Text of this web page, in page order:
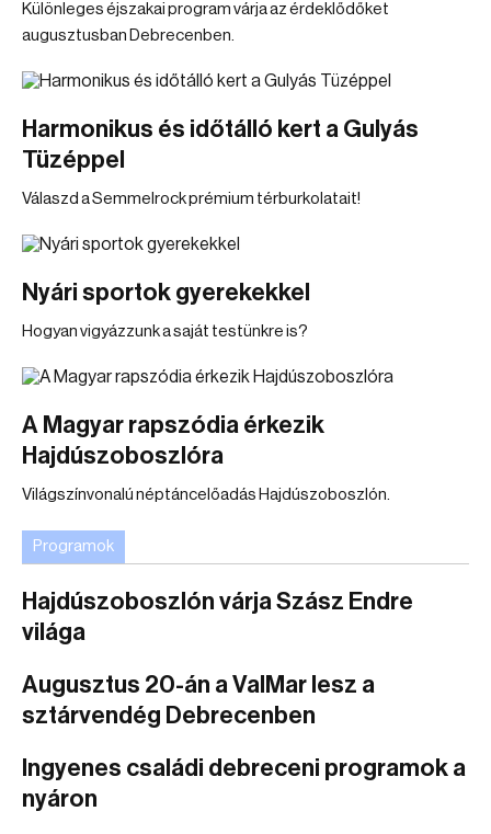
Különleges éjszakai program várja az érdeklődőket
augusztusban Debrecenben.
Harmonikus és időtálló kert a Gulyás
Tüzéppel
Válaszd a Semmelrock prémium térburkolatait!
Nyári sportok gyerekekkel
Hogyan vigyázzunk a saját testünkre is?
A Magyar rapszódia érkezik
Hajdúszoboszlóra
Világszínvonalú néptáncelőadás Hajdúszoboszlón.
Programok
Hajdúszoboszlón várja Szász Endre
világa
Augusztus 20-án a ValMar lesz a
sztárvendég Debrecenben
Ingyenes családi debreceni programok a
nyáron